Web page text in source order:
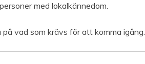
med lokalkännedom.
vad som krävs för att komma igång.